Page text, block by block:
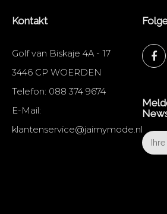
Kontakt
Golf van Biskaje 4A - 17
3446 CP WOERDEN
Telefon: 088 374 9674
E-Mail:
klantenservice@jaimymode.nl